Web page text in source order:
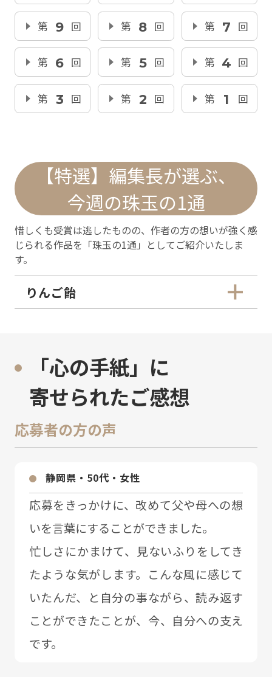
第 9 回 第 8 回 第 7 回
第 6 回 第 5 回 第 4 回
第 3 回 第 2 回 第 1 回
【特選】編集長が選ぶ、
今週の珠玉の1通
惜しくも受賞は逃したものの、作者の方の想いが強く感
じられる作品を「珠玉の1通」としてご紹介いたしま
す。
りんご飴
「心の手紙」に
寄せられたご感想
応募者の方の声
静岡県・50代・⼥性
応募をきっかけに、改めて⽗や⺟への想
いを⾔葉にすることができました。
忙しさにかまけて、⾒ないふりをしてき
たような気がします。こんな⾵に感じて
いたんだ、と⾃分の事ながら、読み返す
ことができたことが、今、⾃分への⽀え
です。